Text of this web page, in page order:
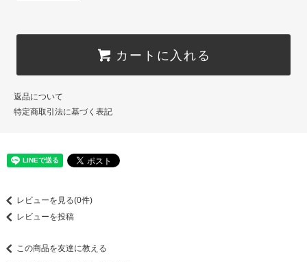
カートに入れる
返品について
特定商取引法に基づく表記
レビューを見る(0件)
レビューを投稿
この商品を友達に教える